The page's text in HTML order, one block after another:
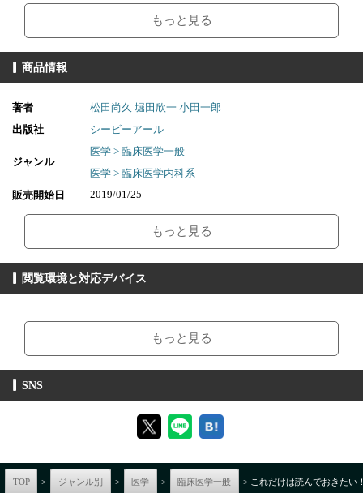
02-Q002.画像強調拡大観察により咽喉頭領域の精査を行うべき対象は?
03-Q003.NBIは,食道扁平上皮癌患者における頭頸部表在癌の発見に有
用か?
04-Q004.中下咽頭表在癌における内視鏡的切除の長期治療成績は?
etc
01-Q006.お酒を飲むと赤くなる人は食道癌になりやすい?
02-Q007.食道扁平上皮癌のリスクを見分けるために外来で簡単にでき
る質問は?
03-Q008.日本人に多い食道・頭頸部領域の扁平上皮多重癌の背景は?
04-Q009.頭頸部癌患者に食道癌はどのくらい併存するか?―ヨード染色
etc
『胃』
01-Q036.H. pyloriは人体にどのような影響を及ぼすのか?
02-Q037.H. pyloriと胃癌との関係は?
03-Q038.H. pylori感染と胃癌の関連性は?
04-Q039.野菜や果物の摂取と胃癌リスクの関連は?
01-Q096.本邦における非乳頭部十二指腸腫瘍の診療の現状は?
02-Q097.治療すべき十二指腸腺腫とは?
04-Q099.非乳頭部十二指腸腫瘍は分割EMRでよいか?
の報告は?
02-Q102.カプセル内視鏡は小腸腫瘍の診断に有用か?
もっと見る
商品情報
著者 松田尚久 堀田欣一 小田一郎
出版社
シービーアール
ジャンル
医学 > 臨床医学一般
医学 > 臨床医学内科系
販売開始日
2019/01/25
ページ数
237ページ
ファイル形式
pdf
【販売形態】
購入
レンタル
もっと見る
閲覧環境と対応デバイス
ブラウザビューア・PC版ConTenDoビューア・モバイルビューア
【対応デバイス】
【PC版ConTenDoビューア】
もっと見る
SNS
TOP > ジャンル別 > 医学 > 臨床医学一般 > これだけは読んでおきた